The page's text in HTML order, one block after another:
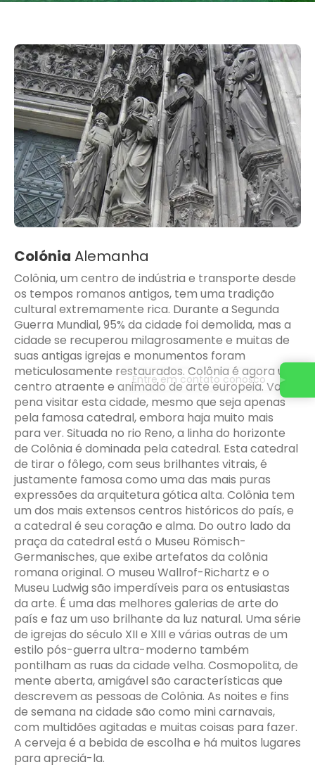
Colónia Alemanha
Colônia, um centro de indústria e transporte desde
os tempos romanos antigos, tem uma tradição
cultural extremamente rica. Durante a Segunda
Guerra Mundial, 95% da cidade foi demolida, mas a
cidade se recuperou milagrosamente e muitas de
suas antigas igrejas e monumentos foram
meticulosamente restaurados. Colônia é agora um
centro atraente e animado de arte europeia. Vale a
pena visitar esta cidade, mesmo que seja apenas
pela famosa catedral, embora haja muito mais
para ver. Situada no rio Reno, a linha do horizonte
de Colônia é dominada pela catedral. Esta catedral
de tirar o fôlego, com seus brilhantes vitrais, é
justamente famosa como uma das mais puras
expressões da arquitetura gótica alta. Colônia tem
um dos mais extensos centros históricos do país, e
a catedral é seu coração e alma. Do outro lado da
praça da catedral está o Museu Römisch-
Germanisches, que exibe artefatos da colônia
romana original. O museu Wallrof-Richartz e o
Museu Ludwig são imperdíveis para os entusiastas
da arte. É uma das melhores galerias de arte do
país e faz um uso brilhante da luz natural. Uma série
de igrejas do século XII e XIII e várias outras de um
estilo pós-guerra ultra-moderno também
pontilham as ruas da cidade velha. Cosmopolita, de
mente aberta, amigável são características que
descrevem as pessoas de Colônia. As noites e fins
de semana na cidade são como mini carnavais,
com multidões agitadas e muitas coisas para fazer.
A cerveja é a bebida de escolha e há muitos lugares
para apreciá-la.
Entre em contato conosco